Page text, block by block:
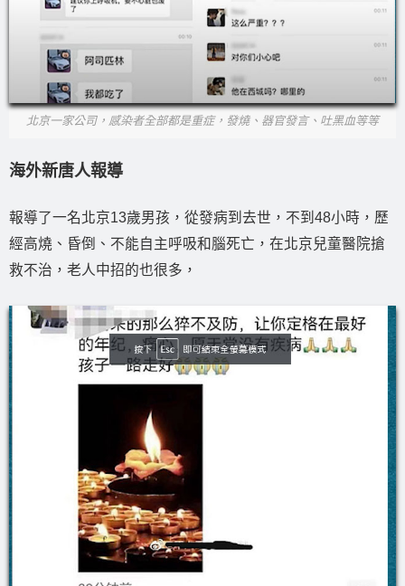
北京一家公司，感染者全部都是重症，發燒、器官發言、吐黑血等等
海外新唐人報導
報導了一名北京13歲男孩，從發病到去世，不到48小時，歷
經高燒、昏倒、不能自主呼吸和腦死亡，在北京兒童醫院搶
救不治，老人中招的也很多，